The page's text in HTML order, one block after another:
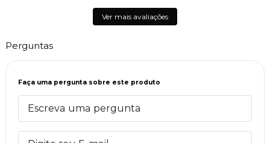
Ver mais avaliações
Perguntas
Faça uma pergunta sobre este produto